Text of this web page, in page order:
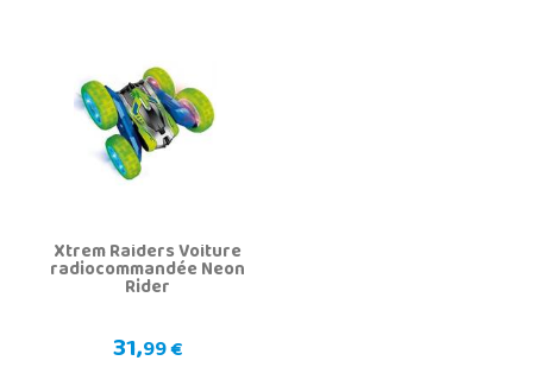
Xtrem Raiders Voiture
radiocommandée Neon
Rider
31,99 €